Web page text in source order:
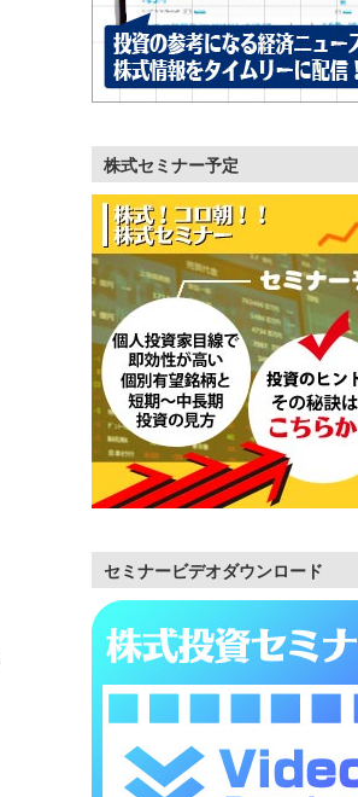
株式セミナー予定
セミナービデオダウンロード